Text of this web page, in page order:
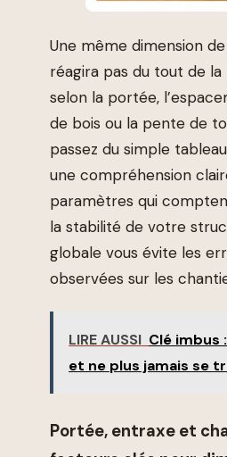
Une même dimension
réagira pas du tout de
selon la portée,
de bois ou la pente de
passez du simple
une compréhension
paramètres qui
la stabilité de votre
globale vous évite les
observées sur les
LIRE AUSSI Clé imbus
et ne plus jamais se
Portée, entraxe et